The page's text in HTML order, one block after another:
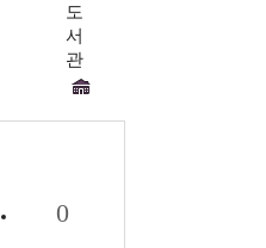
도
서
관
0